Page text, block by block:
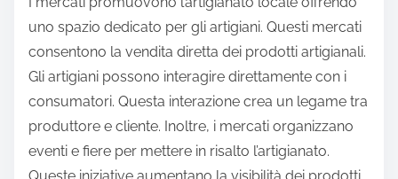
uno spazio dedicato per gli artigiani. Questi mercati
consentono la vendita diretta dei prodotti artigianali.
Gli artigiani possono interagire direttamente con i
consumatori. Questa interazione crea un legame tra
produttore e cliente. Inoltre, i mercati organizzano
eventi e fiere per mettere in risalto l’artigianato.
Queste iniziative aumentano la visibilità dei prodotti